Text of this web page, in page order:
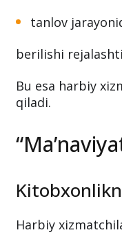
tanlov
berilishi
Bu esa harbiy
qiladi.
Harbiy